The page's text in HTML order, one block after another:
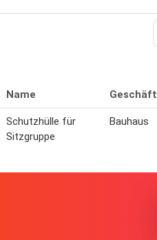
Name Geschäft
Schutzhülle für
Sitzgruppe
Bauhaus